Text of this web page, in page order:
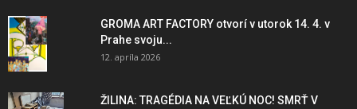
GROMA ART FACTORY otvorí v utorok 14. 4. v
Prahe svoju...
12. apríla 2026
ŽILINA: TRAGÉDIA NA VEĽKÚ NOC! SMRŤ V